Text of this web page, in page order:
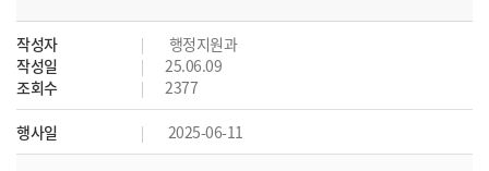
작성자
행정지원과
작성일
25.06.09
조회수
2377
행사일 2025-06-11